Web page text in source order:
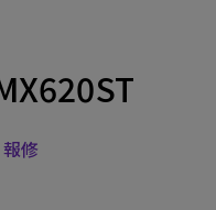
報修